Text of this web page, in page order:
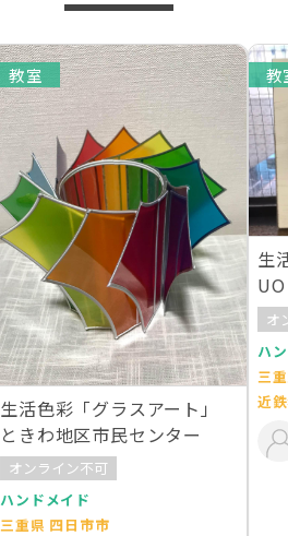
教室
生活色彩「グラスアート」
ときわ地区市民センター
オンライン不可
ハンドメイド
三重県 四日市市
教
生
店オ
ハ
三
近